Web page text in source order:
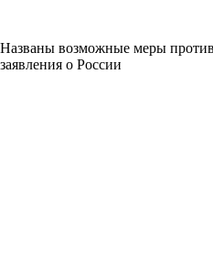
Названы возможные меры
заявления о России